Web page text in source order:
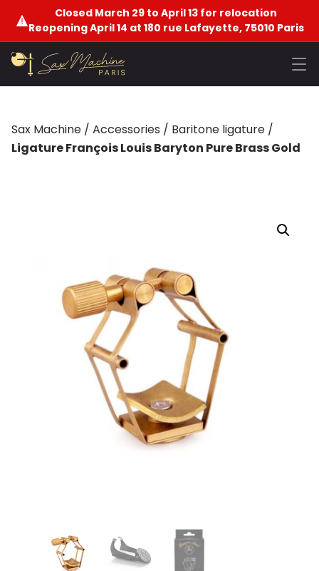
Closed March 29 to April 13 for relocation
Reopening April 14 at 180 rue Lafayette, 75010 Paris
Sax Machine / Accessories / Baritone ligature /
Ligature François Louis Baryton Pure Brass Gold